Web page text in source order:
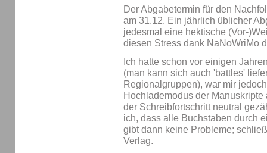
Der Abgabetermin für den
am 31.12. Ein jährlich üblicher
jedesmal eine hektische (Vor-
diesen Stress dank NaNoWriMo
Ich hatte schon vor einigen
(man kann sich auch 'battles'
Regionalgruppen), war mir
Hochlademodus der
der Schreibfortschritt neutral
ich, dass alle Buchstaben durch
gibt dann keine Probleme;
Verlag.